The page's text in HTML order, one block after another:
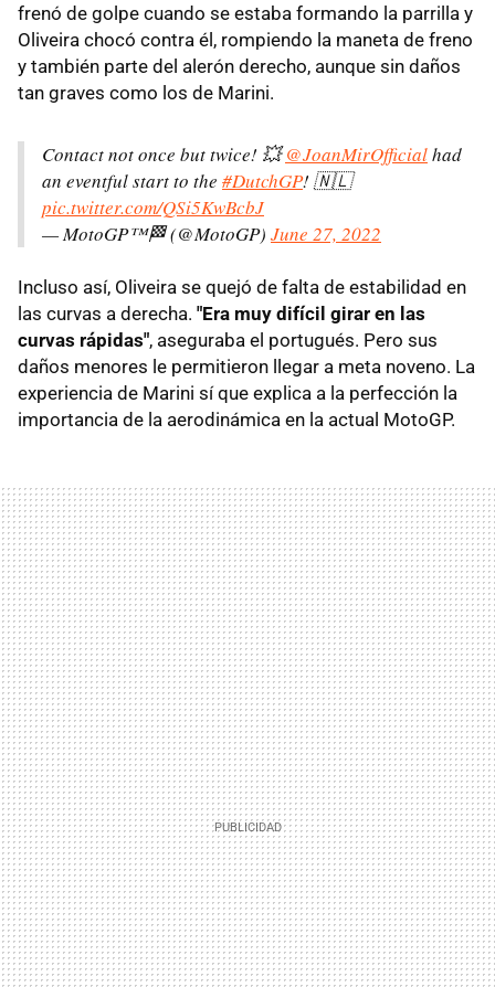
frenó de golpe cuando se estaba formando la parrilla y
Oliveira chocó contra él, rompiendo la maneta de freno
y también parte del alerón derecho, aunque sin daños
tan graves como los de Marini.
Contact not once but twice! 💥@JoanMirOfficialhad
an eventful start to the #DutchGP! 🇳🇱
pic.twitter.com/QSi5KwBcbJ
— MotoGP™🏁 (@MotoGP) June 27, 2022
Incluso así, Oliveira se quejó de falta de estabilidad en
las curvas a derecha. "Era muy difícil girar en las
curvas rápidas", aseguraba el portugués. Pero sus
daños menores le permitieron llegar a meta noveno. La
experiencia de Marini sí que explica a la perfección la
importancia de la aerodinámica en la actual MotoGP.